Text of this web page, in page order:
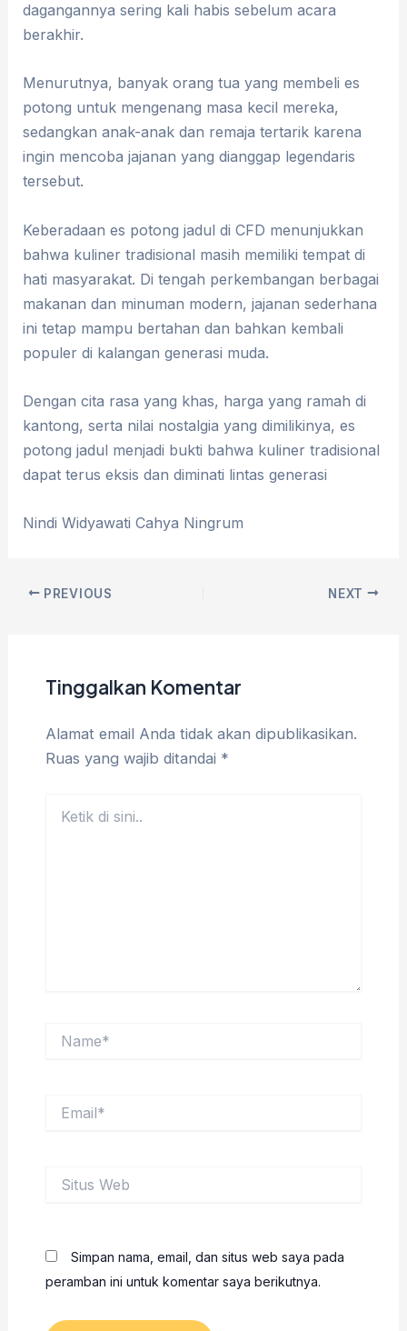
dagangannya sering kali habis sebelum acara
berakhir.
Menurutnya, banyak orang tua yang membeli es
potong untuk mengenang masa kecil mereka,
sedangkan anak-anak dan remaja tertarik karena
ingin mencoba jajanan yang dianggap legendaris
tersebut.
Keberadaan es potong jadul di CFD menunjukkan
bahwa kuliner tradisional masih memiliki tempat di
hati masyarakat. Di tengah perkembangan berbagai
makanan dan minuman modern, jajanan sederhana
ini tetap mampu bertahan dan bahkan kembali
populer di kalangan generasi muda.
Dengan cita rasa yang khas, harga yang ramah di
kantong, serta nilai nostalgia yang dimilikinya, es
potong jadul menjadi bukti bahwa kuliner tradisional
dapat terus eksis dan diminati lintas generasi
Nindi Widyawati Cahya Ningrum
PREVIOUS NEXT
Tinggalkan Komentar
Alamat email Anda tidak akan dipublikasikan.
Ruas yang wajib ditandai *
Web
Simpan nama, email, dan situs web saya pada
peramban ini untuk komentar saya berikutnya.